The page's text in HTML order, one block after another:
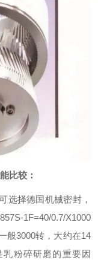
比较：
选择德国机械密封，
1F=40/0.7/X1000
般3000转，大约在14
乳粉碎研磨的重要因